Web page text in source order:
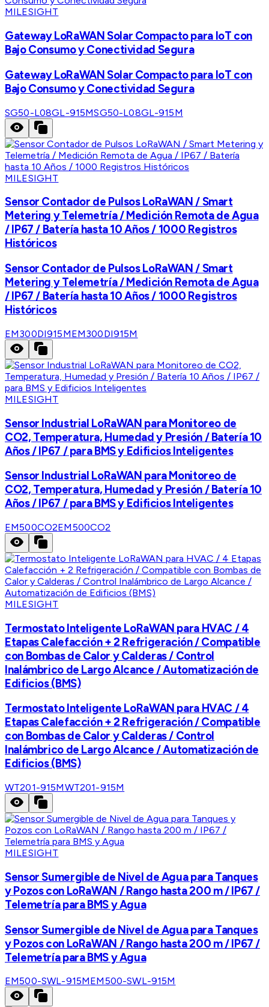
MILESIGHT
Gateway LoRaWAN Solar Compacto para IoT con
Bajo Consumo y Conectividad Segura
Gateway LoRaWAN Solar Compacto para IoT con
Bajo Consumo y Conectividad Segura
SG50-L08GL-915MSG50-L08GL-915M
MILESIGHT
Sensor Contador de Pulsos LoRaWAN / Smart
Metering y Telemetría / Medición Remota de Agua
/ IP67 / Batería hasta 10 Años / 1000 Registros
Históricos
Sensor Contador de Pulsos LoRaWAN / Smart
Metering y Telemetría / Medición Remota de Agua
/ IP67 / Batería hasta 10 Años / 1000 Registros
Históricos
EM300DI915MEM300DI915M
MILESIGHT
Sensor Industrial LoRaWAN para Monitoreo de
CO2, Temperatura, Humedad y Presión / Batería 10
Años / IP67 / para BMS y Edificios Inteligentes
Sensor Industrial LoRaWAN para Monitoreo de
CO2, Temperatura, Humedad y Presión / Batería 10
Años / IP67 / para BMS y Edificios Inteligentes
EM500CO2EM500CO2
MILESIGHT
Termostato Inteligente LoRaWAN para HVAC / 4
Etapas Calefacción + 2 Refrigeración / Compatible
con Bombas de Calor y Calderas / Control
Inalámbrico de Largo Alcance / Automatización de
Edificios (BMS)
Termostato Inteligente LoRaWAN para HVAC / 4
Etapas Calefacción + 2 Refrigeración / Compatible
con Bombas de Calor y Calderas / Control
Inalámbrico de Largo Alcance / Automatización de
Edificios (BMS)
WT201-915MWT201-915M
MILESIGHT
Sensor Sumergible de Nivel de Agua para Tanques
y Pozos con LoRaWAN / Rango hasta 200 m / IP67 /
Telemetría para BMS y Agua
Sensor Sumergible de Nivel de Agua para Tanques
y Pozos con LoRaWAN / Rango hasta 200 m / IP67 /
Telemetría para BMS y Agua
EM500-SWL-915MEM500-SWL-915M